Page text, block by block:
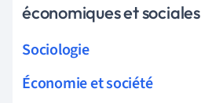
économiques et sociales
Sociologie
Économie et société